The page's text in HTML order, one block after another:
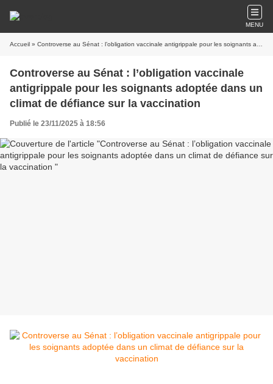
MENU
Accueil » Controverse au Sénat : l’obligation vaccinale antigrippale pour les soignants adoptée dans un climat de défiance sur la vaccination
Controverse au Sénat : l’obligation vaccinale
antigrippale pour les soignants adoptée dans un
climat de défiance sur la vaccination
Publié le 23/11/2025 à 18:56